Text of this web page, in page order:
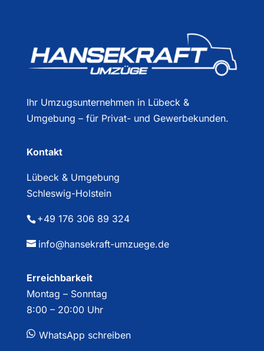
Ihr Umzugsunternehmen in Lübeck &
Umgebung – für Privat- und Gewerbekunden.
Kontakt
Lübeck & Umgebung
Schleswig-Holstein
+49 176 306 89 324
info@hansekraft-umzuege.de
Erreichbarkeit
Montag – Sonntag
8:00 – 20:00 Uhr
WhatsApp schreiben